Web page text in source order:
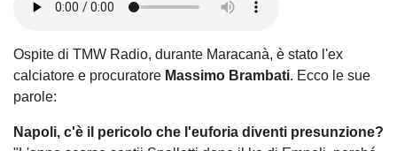
Ospite di TMW Radio, durante Maracanà, è stato l'ex
calciatore e procuratore Massimo Brambati. Ecco le sue
parole:
Napoli, c'è il pericolo che l'euforia diventi presunzione?